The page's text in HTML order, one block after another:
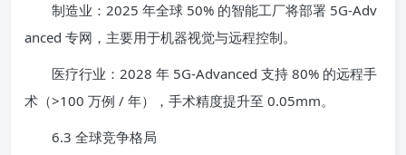
制造业：2025 年全球 50% 的智能工厂将部署 5G-Adv
anced 专网，主要用于机器视觉与远程控制。
医疗行业：2028 年 5G-Advanced 支持 80% 的远程手
术（>100 万例 / 年），手术精度提升至 0.05mm。
6.3 全球竞争格局